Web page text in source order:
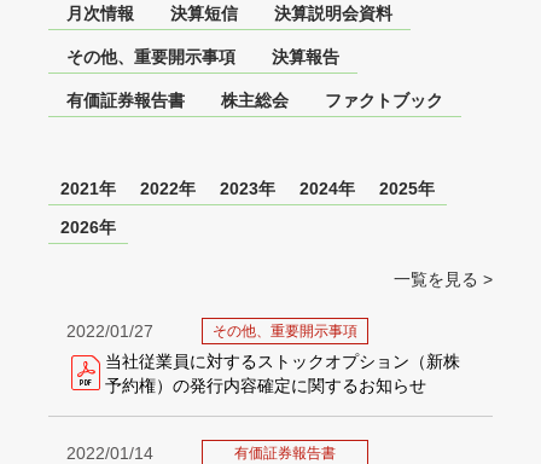
月次情報 決算短信 決算説明会資料
その他、重要開示事項 決算報告
有価証券報告書 株主総会 ファクトブック
2021年 2022年 2023年 2024年
2025年
2026年
一覧を見る >
2022/01/27 その他、重要開示事項
当社従業員に対するストックオプション（新株
予約権）の発行内容確定に関するお知らせ
2022/01/14 有価証券報告書